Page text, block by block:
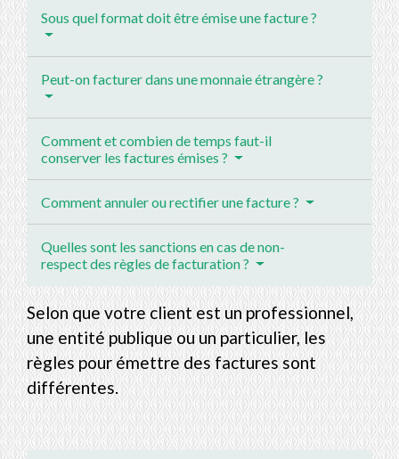
Sous quel format doit être émise une facture ?
Peut-on facturer dans une monnaie étrangère ?
Comment et combien de temps faut-il
conserver les factures émises ?
Comment annuler ou rectifier une facture ?
Quelles sont les sanctions en cas de non-
respect des règles de facturation ?
Selon que votre client est un professionnel,
une entité publique ou un particulier, les
règles pour émettre des factures sont
différentes.